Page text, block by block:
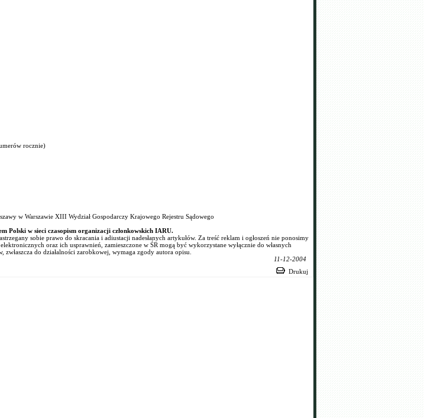
rocznie)
w Warszawie XIII Wydział Gospodarczy Krajowego Rejestru Sądowego
Polski w sieci czasopism organizacji członkowskich IARU.
sobie prawo do skracania i adiustacji nadesłanych artykułów. Za treść reklam i ogłoszeń nie ponosimy
oraz ich usprawnień, zamieszczone w ŚR mogą być wykorzystane wyłącznie do własnych
do działalności zarobkowej, wymaga zgody autora opisu.
11-12-2004
Drukuj